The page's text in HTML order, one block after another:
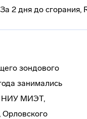
За 2 дня до сгорания,
зондового
занимались
НИУ МИЭТ,